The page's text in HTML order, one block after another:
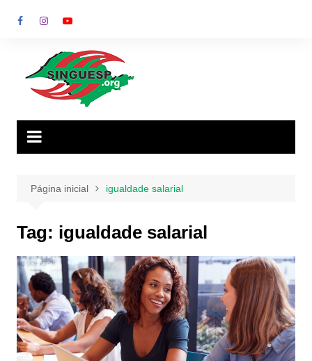
para
Página inicial igualdade salarial
Tag: igualdade salarial